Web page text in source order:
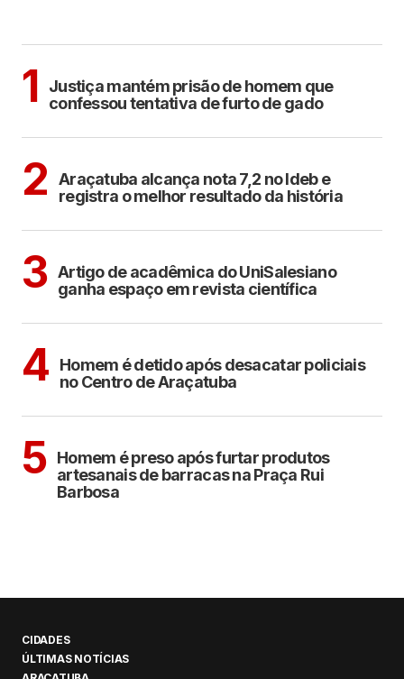
1
Justiça mantém prisão de homem que
confessou tentativa de furto de gado
2
Araçatuba alcança nota 7,2 no Ideb e
registra o melhor resultado da história
3 Artigo de acadêmica do UniSalesiano
ganha espaço em revista científica
4
Homem é detido após desacatar policiais
no Centro de Araçatuba
5 Homem é preso após furtar produtos
artesanais de barracas na Praça Rui
Barbosa
CIDADES
ÚLTIMAS NOTÍCIAS